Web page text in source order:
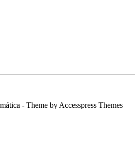
- Theme by Accesspress Themes